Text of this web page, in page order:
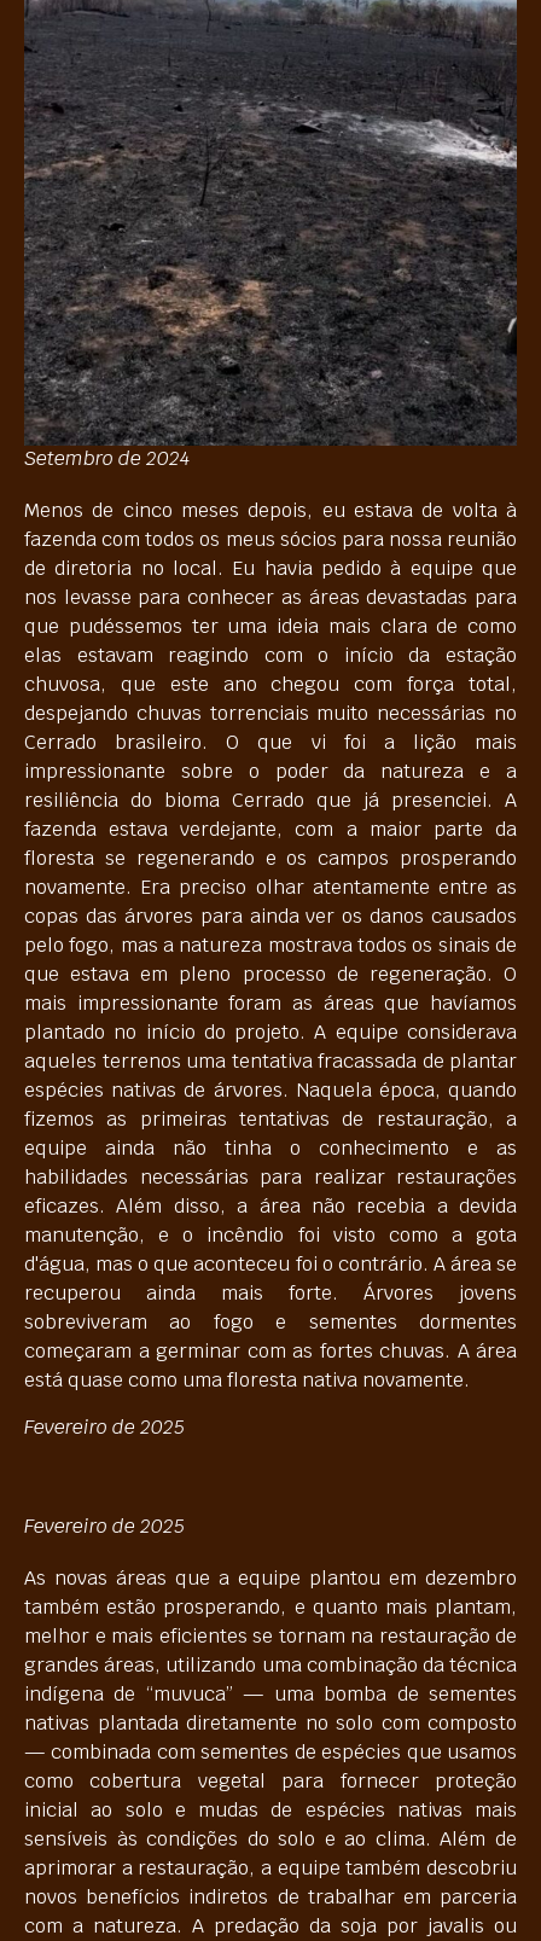
Setembro de 2024
Menos de cinco meses depois, eu estava de volta à
fazenda com todos os meus sócios para nossa reunião
de diretoria no local. Eu havia pedido à equipe que
nos levasse para conhecer as áreas devastadas para
que pudéssemos ter uma ideia mais clara de como
elas estavam reagindo com o início da estação
chuvosa, que este ano chegou com força total,
despejando chuvas torrenciais muito necessárias no
Cerrado brasileiro. O que vi foi a lição mais
impressionante sobre o poder da natureza e a
resiliência do bioma Cerrado que já presenciei. A
fazenda estava verdejante, com a maior parte da
floresta se regenerando e os campos prosperando
novamente. Era preciso olhar atentamente entre as
copas das árvores para ainda ver os danos causados
pelo fogo, mas a natureza mostrava todos os sinais de
que estava em pleno processo de regeneração. O
mais impressionante foram as áreas que havíamos
plantado no início do projeto. A equipe considerava
aqueles terrenos uma tentativa fracassada de plantar
espécies nativas de árvores. Naquela época, quando
fizemos as primeiras tentativas de restauração, a
equipe ainda não tinha o conhecimento e as
habilidades necessárias para realizar restaurações
eficazes. Além disso, a área não recebia a devida
manutenção, e o incêndio foi visto como a gota
d'água, mas o que aconteceu foi o contrário. A área se
recuperou ainda mais forte. Árvores jovens
sobreviveram ao fogo e sementes dormentes
começaram a germinar com as fortes chuvas. A área
está quase como uma floresta nativa novamente.
Fevereiro de 2025
Fevereiro de 2025
As novas áreas que a equipe plantou em dezembro
também estão prosperando, e quanto mais plantam,
melhor e mais eficientes se tornam na restauração de
grandes áreas, utilizando uma combinação da técnica
indígena de “muvuca” — uma bomba de sementes
nativas plantada diretamente no solo com composto
— combinada com sementes de espécies que usamos
como cobertura vegetal para fornecer proteção
inicial ao solo e mudas de espécies nativas mais
sensíveis às condições do solo e ao clima. Além de
aprimorar a restauração, a equipe também descobriu
novos benefícios indiretos de trabalhar em parceria
com a natureza. A predação da soja por javalis ou